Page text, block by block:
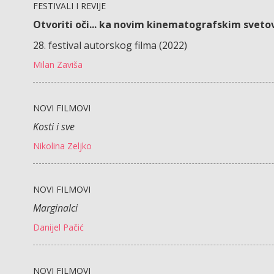
FESTIVALI I REVIJE
Otvoriti oči... ka novim kinematografskim
28. festival autorskog filma (2022)
Milan Zaviša
NOVI FILMOVI
Kosti i sve
Nikolina Zeljko
NOVI FILMOVI
Marginalci
Danijel Pačić
NOVI FILMOVI